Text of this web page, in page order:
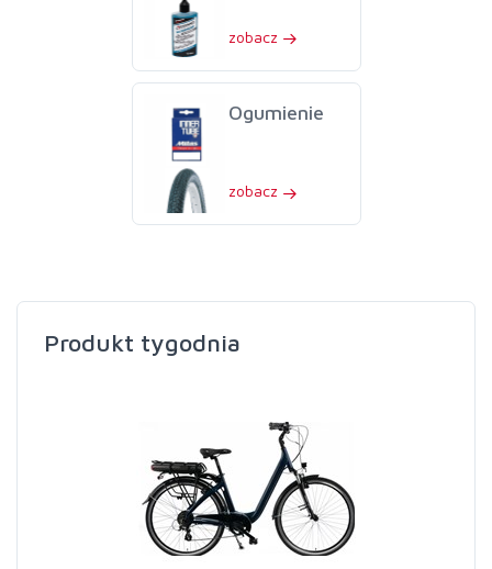
zobacz
Ogumienie
zobacz
Produkt tygodnia